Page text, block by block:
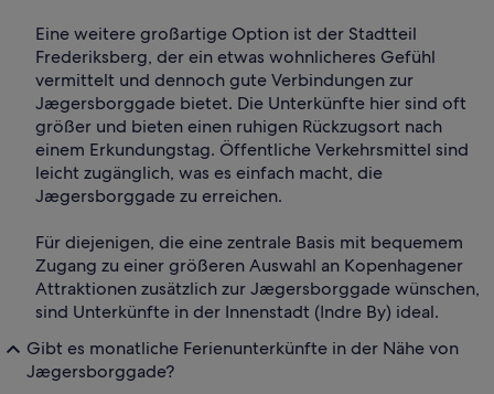
Eine weitere großartige Option ist der Stadtteil
Frederiksberg, der ein etwas wohnlicheres Gefühl
vermittelt und dennoch gute Verbindungen zur
Jægersborggade bietet. Die Unterkünfte hier sind oft
größer und bieten einen ruhigen Rückzugsort nach
einem Erkundungstag. Öffentliche Verkehrsmittel sind
leicht zugänglich, was es einfach macht, die
Jægersborggade zu erreichen.
Für diejenigen, die eine zentrale Basis mit bequemem
Zugang zu einer größeren Auswahl an Kopenhagener
Attraktionen zusätzlich zur Jægersborggade wünschen,
sind Unterkünfte in der Innenstadt (Indre By) ideal.
Gibt es monatliche Ferienunterkünfte in der Nähe von
Jægersborggade?